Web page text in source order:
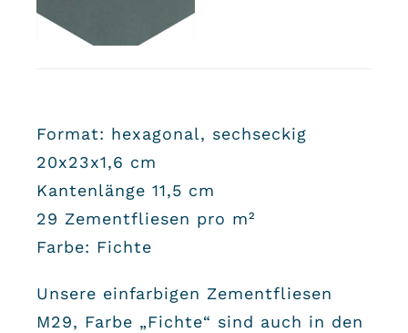
Format: hexagonal, sechseckig
20x23x1,6 cm
Kantenlänge 11,5 cm
29 Zementfliesen pro m²
Farbe: Fichte
Unsere einfarbigen Zementfliesen
M29, Farbe „Fichte“ sind auch in den